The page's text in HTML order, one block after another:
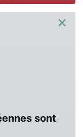
×
sont